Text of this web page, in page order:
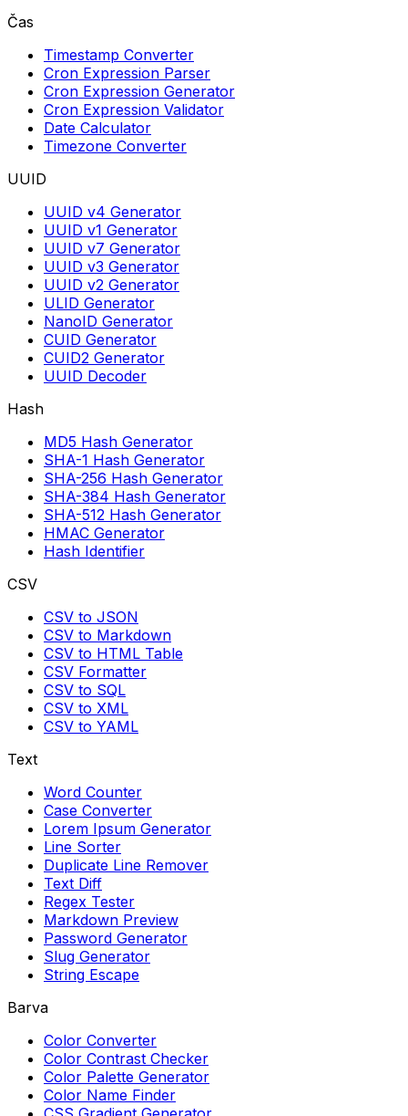
Čas
Timestamp Converter
Cron Expression Parser
Cron Expression Generator
Cron Expression Validator
Date Calculator
Timezone Converter
UUID
UUID v4 Generator
UUID v1 Generator
UUID v7 Generator
UUID v3 Generator
UUID v2 Generator
ULID Generator
NanoID Generator
CUID Generator
CUID2 Generator
UUID Decoder
Hash
MD5 Hash Generator
SHA-1 Hash Generator
SHA-256 Hash Generator
SHA-384 Hash Generator
SHA-512 Hash Generator
HMAC Generator
Hash Identifier
CSV
CSV to JSON
CSV to Markdown
CSV to HTML Table
CSV Formatter
CSV to SQL
CSV to XML
CSV to YAML
Text
Word Counter
Case Converter
Lorem Ipsum Generator
Line Sorter
Duplicate Line Remover
Text Diff
Regex Tester
Markdown Preview
Password Generator
Slug Generator
String Escape
Barva
Color Converter
Color Contrast Checker
Color Palette Generator
Color Name Finder